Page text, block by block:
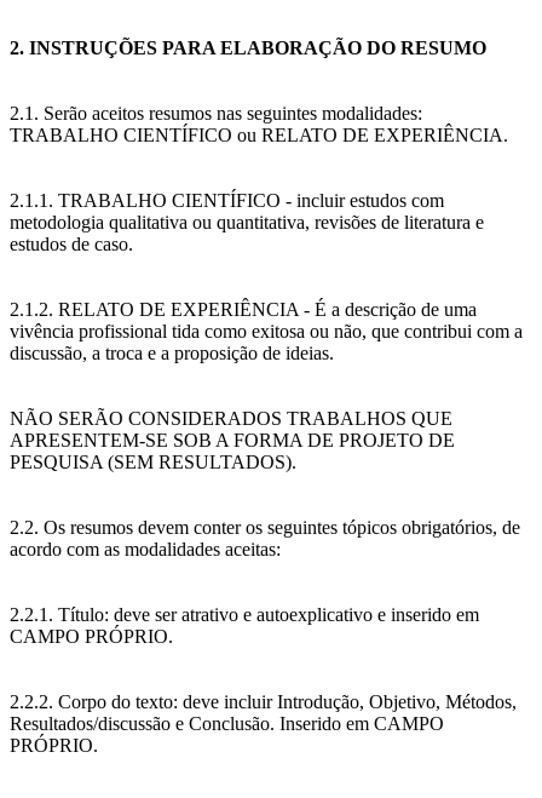
2. INSTRUÇÕES PARA ELABORAÇÃO DO RESUMO
2.1. Serão aceitos resumos nas seguintes modalidades:
TRABALHO CIENTÍFICO ou RELATO DE EXPERIÊNCIA.
2.1.1. TRABALHO CIENTÍFICO - incluir estudos com
metodologia qualitativa ou quantitativa, revisões de literatura e
estudos de caso.
2.1.2. RELATO DE EXPERIÊNCIA - É a descrição de uma
vivência profissional tida como exitosa ou não, que contribui com a
discussão, a troca e a proposição de ideias.
NÃO SERÃO CONSIDERADOS TRABALHOS QUE
APRESENTEM-SE SOB A FORMA DE PROJETO DE
PESQUISA (SEM RESULTADOS).
2.2. Os resumos devem conter os seguintes tópicos obrigatórios, de
acordo com as modalidades aceitas:
2.2.1. Título: deve ser atrativo e autoexplicativo e inserido em
CAMPO PRÓPRIO.
2.2.2. Corpo do texto: deve incluir Introdução, Objetivo, Métodos,
Resultados/discussão e Conclusão. Inserido em CAMPO
PRÓPRIO.